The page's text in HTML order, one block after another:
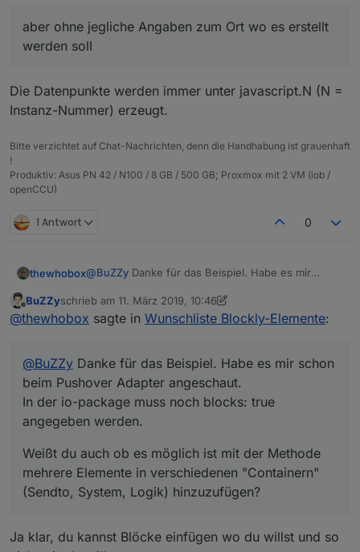
aber ohne jegliche Angaben zum Ort wo es erstellt
werden soll
Die Datenpunkte werden immer unter javascript.N (N =
Instanz-Nummer) erzeugt.
Bitte verzichtet auf Chat-Nachrichten, denn die Handhabung ist grauenhaft
!
Produktiv: Asus PN 42 / N100 / 8 GB / 500 GB; Proxmox mit 2 VM (iob /
openCCU)
1 Antwort 0
thewhobox@BuZZy Danke für das Beispiel. Habe es mir
In der io-package muss noch blocks: true
angegeben werden.
Weißt du auch ob es möglich ist mit der Methode
mehrere Elemente in verschiedenen "Containern"
Offline
BuZZyschrieb am 11. März 2019, 10:46
zuletzt editiert von BuZZy 3. Nov. 2019, 11:47
@thewhobox sagte in Wunschliste Blockly-Elemente:
@BuZZy Danke für das Beispiel. Habe es mir schon
beim Pushover Adapter angeschaut.
In der io-package muss noch blocks: true
angegeben werden.
Weißt du auch ob es möglich ist mit der Methode
mehrere Elemente in verschiedenen "Containern"
(Sendto, System, Logik) hinzuzufügen?
Ja klar, du kannst Blöcke einfügen wo du willst und so